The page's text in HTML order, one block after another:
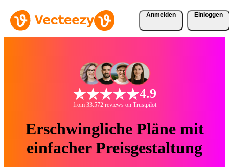
Anmelden Einloggen
4.9
from 33.572 reviews on Trustpilot
Erschwingliche Pläne mit
einfacher Preisgestaltung